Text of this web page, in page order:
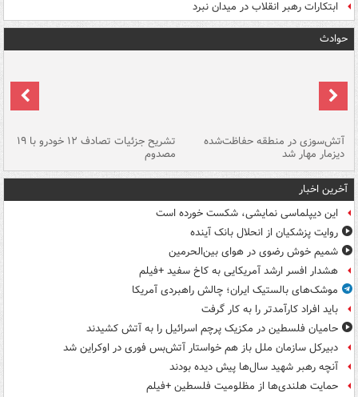
ابتکارات رهبر انقلاب در میدان نبرد
حوادث
آتش‌سوزی در منطقه حفاظت‌شده
دیزمار مهار شد
تشریح جزئیات تصادف ۱۲ خودرو با ۱۹
مصدوم
آخرین اخبار
این دیپلماسی نمایشی، شکست خورده است
روایت پزشکیان از انحلال بانک آینده
شمیم خوش رضوی در هوای بین‌الحرمین
هشدار افسر ارشد آمریکایی به کاخ سفید +فیلم
موشک‌های بالستیک ایران؛ چالش راهبردی آمریکا
باید افراد کارآمدتر را به کار گرفت
حامیان فلسطین در مکزیک پرچم اسرائیل را به آتش کشیدند
دبیرکل سازمان ملل باز هم خواستار آتش‌بس فوری در اوکراین شد
آنچه رهبر شهید سال‌ها پیش دیده بودند
حمایت هلندی‌ها از مظلومیت فلسطین +فیلم